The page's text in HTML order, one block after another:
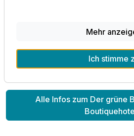
Boutiquehotels ist ideal für
und kostenfreie Parkplätze runden
Alle Infos zum Der grüne
Mehr
Ich stimme